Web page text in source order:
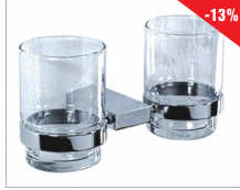
-13%